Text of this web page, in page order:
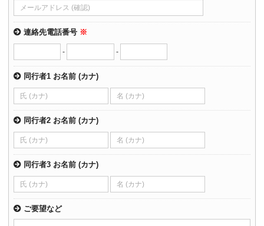
連絡先電話番号 ※
- -
同行者1 お名前 (カナ)
同行者2 お名前 (カナ)
同行者3 お名前 (カナ)
ご要望など